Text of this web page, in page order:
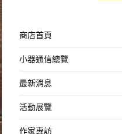
商店首頁
小器通信總覽
最新消息
活動展覽
作家專訪